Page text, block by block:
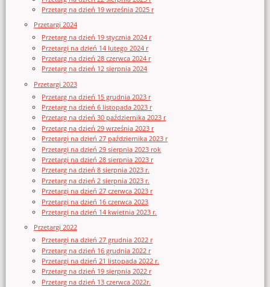
Przetarg na dzień 19 września 2025 r
Przetargi 2024
Przetarg na dzień 19 stycznia 2024 r
Przetargi na dzień 14 lutego 2024 r
Przetarg na dzień 28 czerwca 2024 r
Przetarg na dzień 12 sierpnia 2024
Przetargi 2023
Przetarg na dzień 15 grudnia 2023 r
Przetarg na dzień 6 listopada 2023 r
Przetarg na dzień 30 października 2023 r
Przetarg na dzień 29 września 2023 r
Przetargi na dzień 27 października 2023 r
Przetargi na dzień 29 sierpnia 2023 rok
Przetargi na dzień 28 sierpnia 2023 r
Przetarg na dzień 8 sierpnia 2023 r.
Przetarg na dzień 2 sierpnia 2023 r.
Przetargi na dzień 27 czerwca 2023 r
Przetargi na dzień 16 czerwca 2023
Przetargi na dzień 14 kwietnia 2023 r.
Przetargi 2022
Przetargi na dzień 27 grudnia 2022 r
Przetarg na dzień 16 grudnia 2022 r
Przetargi na dzień 21 listopada 2022 r.
Przetarg na dzień 19 sierpnia 2022 r
Przetarg na dzień 13 czerwca 2022r.